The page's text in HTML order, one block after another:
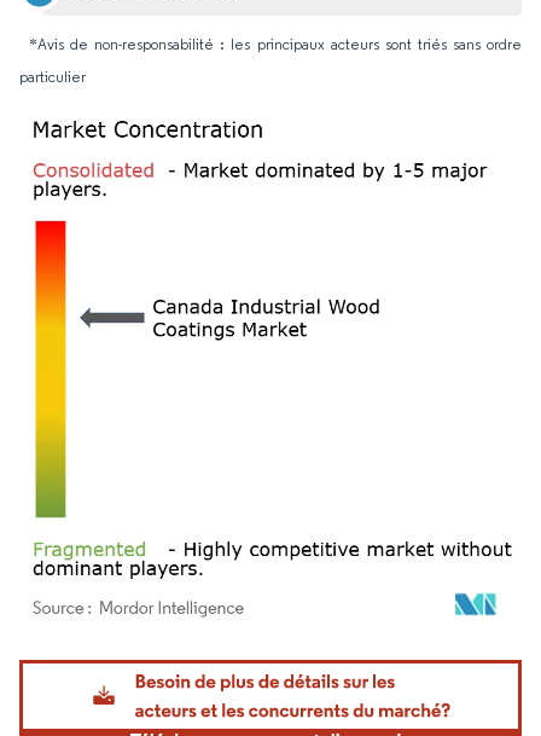
*Avis de non-responsabilité : les principaux acteurs sont triés sans ordre
particulier
Image © Mordor Intelligence. La réutilisation nécessite une attribution sous CC BY